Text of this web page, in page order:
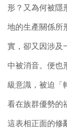
形？又為何被隱
地的生產關係所
實，卻又因涉及
中被消音。便也
級意識，被迫「
看在族群優勢的
這表相正面的修